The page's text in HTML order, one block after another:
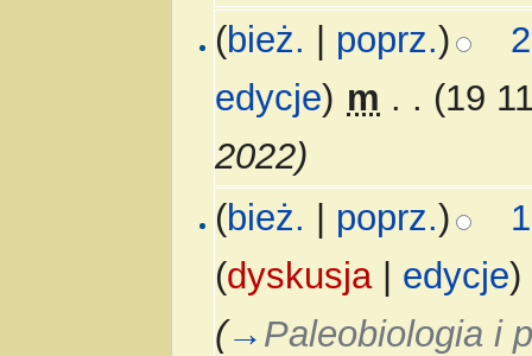
(bież. | poprz.)
edycje) m . . (19
2022)
(bież. poprz.)
(dyskusja| edycje)
(→ Paleobiologia i